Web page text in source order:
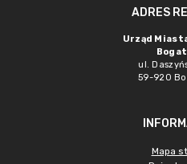
ADRES
Urząd
ul.
59-920
Mapa